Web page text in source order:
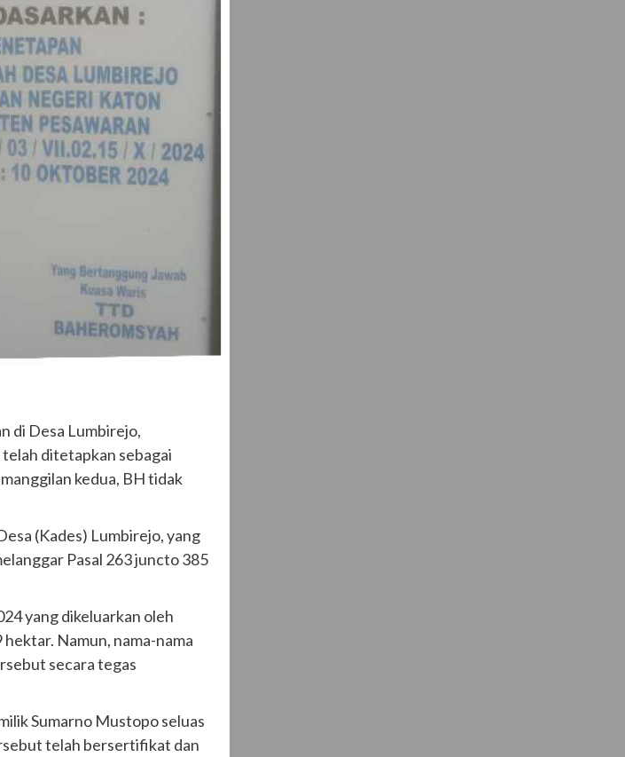
di Desa Lumbirejo,
ditetapkan sebagai
kedua, BH tidak
(Kades) Lumbirejo, yang
Pasal 263 juncto 385
yang dikeluarkan oleh
Namun, nama-nama
secara tegas
Sumarno Mustopo seluas
telah bersertifikat dan